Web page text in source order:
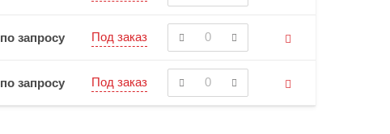
по запросу Под заказ
по запросу Под заказ